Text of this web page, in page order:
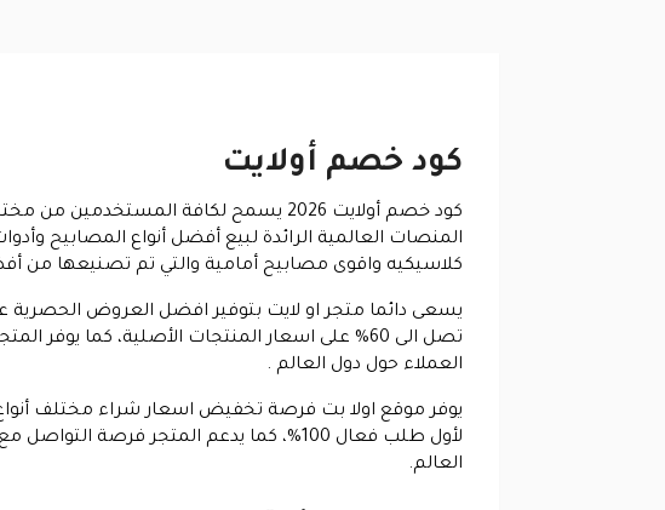
كود خصم أولايت
كود خصم أولايت 2026 يسمح لكافة
المنصات العالمية الرائدة لبيع أفضل أنواع المصابيح
كلاسيكيه واقوى مصابيح أمامية والتي تم تصنيعها من
يسعى دائما متجر او لايت بتوفير افضل العروض
تصل الى 60% على اسعار المنتجات الأصلية، كما
العملاء حول دول العالم .
لأول طلب فعال 100%، كما يدعم المتجر
العالم.